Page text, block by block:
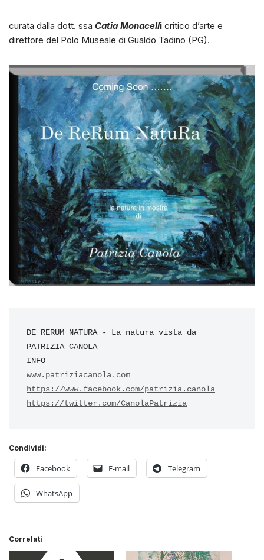
curata dalla dott. ssa Catia Monacelli critico d’arte e
direttore del Polo Museale di Gualdo Tadino (PG).
DE RERUM NATURA - La natura vista da
PATRIZIA CANOLA
https://www.facebook.com/
https://twitter.com/CanolaPatrizia
Condividi:
Facebook E-mail Telegram
WhatsApp
Correlati